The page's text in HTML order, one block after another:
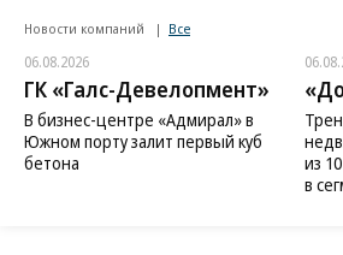
Новости компаний Все
06.08.2026
ГК «Галс-Девелопмент»
В бизнес-центре «Адмирал» в
Южном порту залит первый куб
бетона
из
в